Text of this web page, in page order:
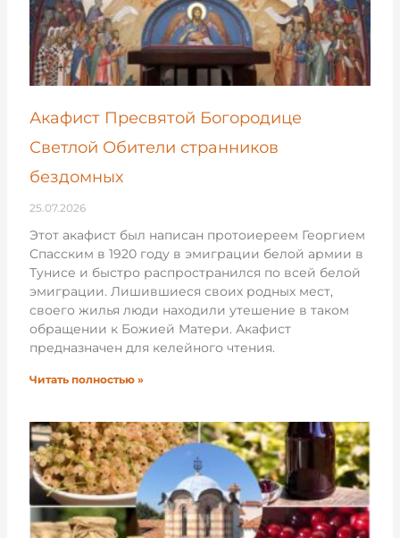
Акафист Пресвятой Богородице
Светлой Обители странников
бездомных
25.07.2026
Этот акафист был написан протоиереем Георгием
Спасским в 1920 году в эмиграции белой армии в
Тунисе и быстро распространился по всей белой
эмиграции. Лишившиеся своих родных мест,
своего жилья люди находили утешение в таком
обращении к Божией Матери. Акафист
предназначен для келейного чтения.
Читать полностью »